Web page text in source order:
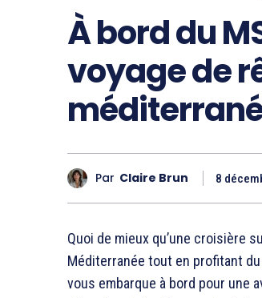
À bord du
voyage de
Par Claire Brun 8
Quoi de mieux qu’une croisière
Méditerranée tout en profitant
vous embarque à bord pour une